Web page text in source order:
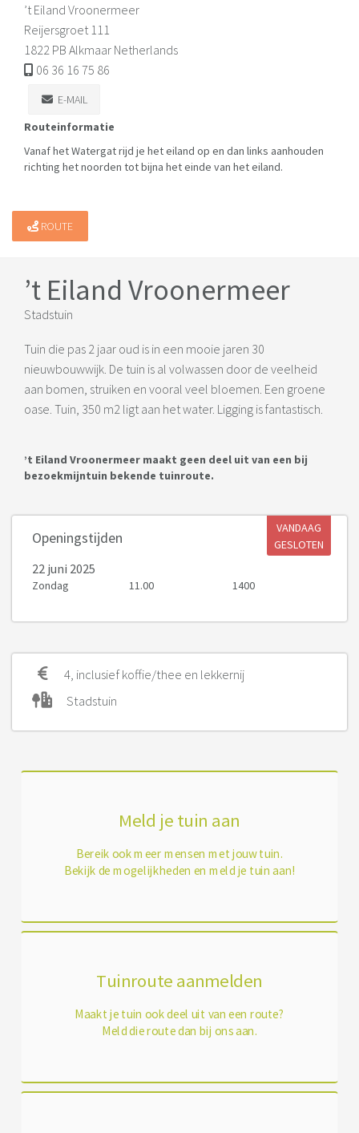
’t Eiland Vroonermeer
Reijersgroet 111
1822 PB Alkmaar Netherlands
06 36 16 75 86
E-MAIL
Routeinformatie
Vanaf het Watergat rijd je het eiland op en dan links aanhouden
richting het noorden tot bijna het einde van het eiland.
ROUTE
’t Eiland Vroonermeer
Stadstuin
Tuin die pas 2 jaar oud is in een mooie jaren 30
nieuwbouwwijk. De tuin is al volwassen door de veelheid
aan bomen, struiken en vooral veel bloemen. Een groene
oase. Tuin, 350 m2 ligt aan het water. Ligging is fantastisch.
’t Eiland Vroonermeer maakt geen deel uit van een bij
bezoekmijntuin bekende tuinroute.
Openingstijden
VANDAAG
GESLOTEN
22 juni 2025
Zondag 11.00 1400
4, inclusief koffie/thee en lekkernij
Stadstuin
Meld je tuin aan
Bereik ook meer mensen met jouw tuin.
Bekijk de mogelijkheden en meld je tuin aan!
Tuinroute aanmelden
Maakt je tuin ook deel uit van een route?
Meld die route dan bij ons aan.